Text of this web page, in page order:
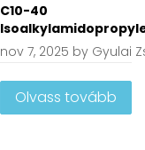
C10-40
nov 7, 2025 by Gyulai
Olvass tovább